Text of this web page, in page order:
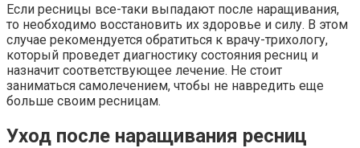
Если ресницы все-таки выпадают после наращивания,
то необходимо восстановить их здоровье и силу. В этом
случае рекомендуется обратиться к врачу-трихологу,
который проведет диагностику состояния ресниц и
назначит соответствующее лечение. Не стоит
заниматься самолечением, чтобы не навредить еще
больше своим ресницам.
Уход после наращивания ресниц